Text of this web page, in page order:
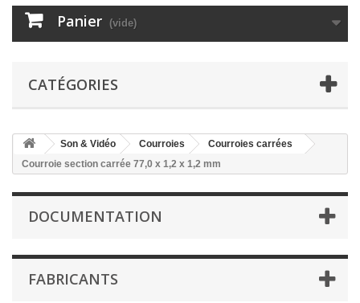
Panier (vide)
CATÉGORIES
Son & Vidéo Courroies
Courroies carrées
Courroie section carrée 77,0 x 1,2 x 1,2 mm
DOCUMENTATION
FABRICANTS